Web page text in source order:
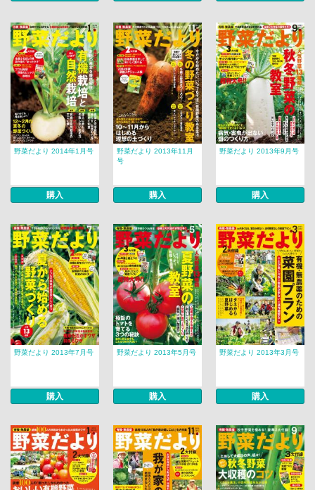
野菜だより 2014年1月号
購入
野菜だより 2013年11月
号
購入
野菜だより 2013年9月号
購入
野菜だより 2013年7月号
購入
野菜だより 2013年5月号
購入
野菜だより 2013年3月号
購入